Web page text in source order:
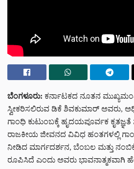
ಬೆಂಗಳೂರು: ಕರ್ನಾಟಕದ ನೂತನ
ಸ್ವೀಕರಿಸಲಿರುವ ಡಿಕೆ ಶಿವಕುಮಾರ್ ಅವರು,
ಗಾಂಧಿ ಕುಟುಂಬಕ್ಕೆ ಹೃದಯಪೂರ್ವಕ ಕೃತಜ್ಞತೆ
ರಾಜಕೀಯ ಜೀವನದ ವಿವಿಧ ಹಂತಗಳಲ್ಲಿ
ನೀಡಿದ ಮಾರ್ಗದರ್ಶನ, ಬೆಂಬಲ ಮತ್ತು
ರೂಪಿಸಿದೆ ಎಂದು ಅವರು ಭಾವನಾತ್ಮಕವಾಗಿ